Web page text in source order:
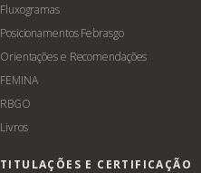
Fluxogramas
Posicionamentos Febrasgo
Orientações e Recomendações
FEMINA
RBGO
Livros
TITULAÇÕES E CERTIFICAÇÃO